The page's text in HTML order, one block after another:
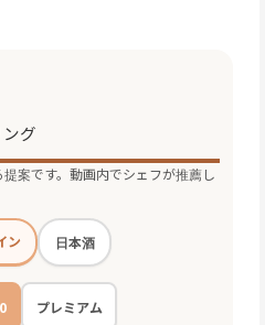
グ
案です。動画内でシェフが推薦し
ン 日本酒
プレミアム